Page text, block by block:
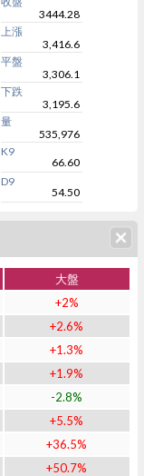
3444.28
上漲
3,416.6
平盤
3,306.1
下跌
3,195.6
量
535,976
K9
66.60
D9
54.50
大盤
+2%
+2.6%
+1.3%
+1.9%
-2.8%
+5.5%
+36.5%
+50.7%